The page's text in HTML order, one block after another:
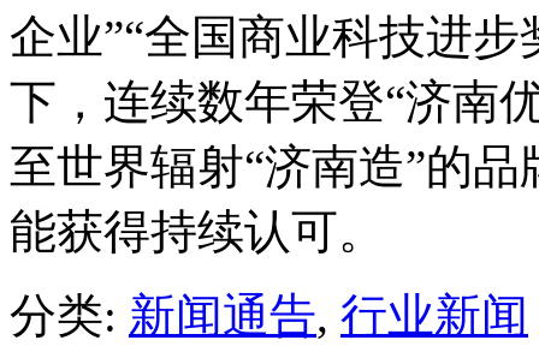
企业”“全国商业科技进
下，连续数年荣登“济南
至世界辐射“济南造”的
能获得持续认可。
分类: 新闻通告, 行业新闻